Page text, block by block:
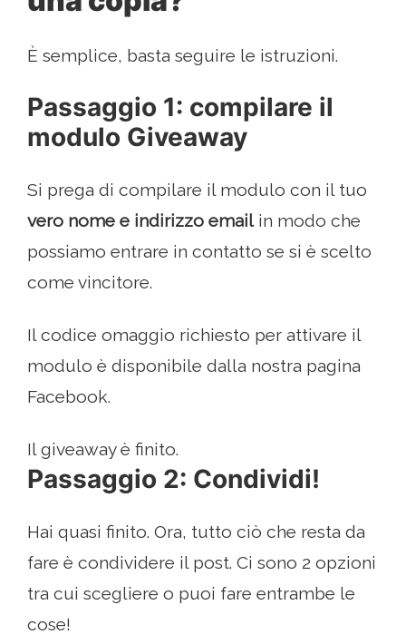
È semplice, basta seguire le istruzioni.
Passaggio 1: compilare il
modulo Giveaway
Si prega di compilare il modulo con il tuo
vero nome e indirizzo emailin modo che
possiamo entrare in contatto se si è scelto
come vincitore.
Il codice omaggio richiesto per attivare il
modulo è disponibile dalla nostra pagina
Facebook.
Il giveaway è finito.
Passaggio 2: Condividi!
Hai quasi finito. Ora, tutto ciò che resta da
fare è condividere il post. Ci sono 2 opzioni
tra cui scegliere o puoi fare entrambe le
cose!